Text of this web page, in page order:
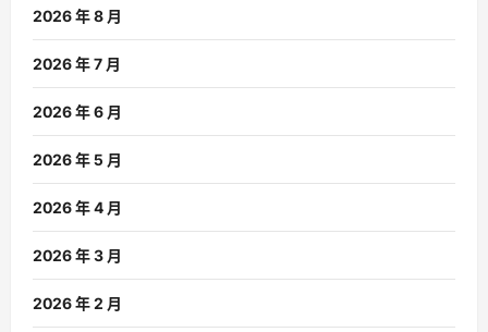
2026 年 8 月
2026 年 7 月
2026 年 6 月
2026 年 5 月
2026 年 4 月
2026 年 3 月
2026 年 2 月